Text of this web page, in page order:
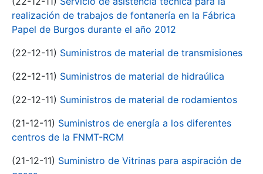
realización de trabajos de fontanería en la Fábrica
Papel de Burgos durante el año 2012
(22-12-11) Suministros de material de transmisiones
(22-12-11) Suministros de material de hidraúlica
(22-12-11) Suministros de material de rodamientos
(21-12-11) Suministros de energía a los diferentes
centros de la FNMT-RCM
(21-12-11) Suministro de Vitrinas para aspiración de